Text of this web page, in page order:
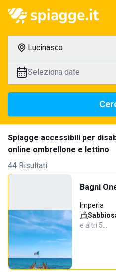
Lucinasco
Seleziona date
Spiagge accessibili per
online ombrellone e lettino
44 Risultati
Bagni
Imperia
e altri 5…